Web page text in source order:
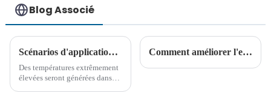
Blog Associé
Scénarios d'application des étiquettes RFID haute température
Des températures extrêmement
élevées seront générées dans
Comment améliorer l'efficacité du transport des matières premières et la précision des stocks grâce à la technologie RFID